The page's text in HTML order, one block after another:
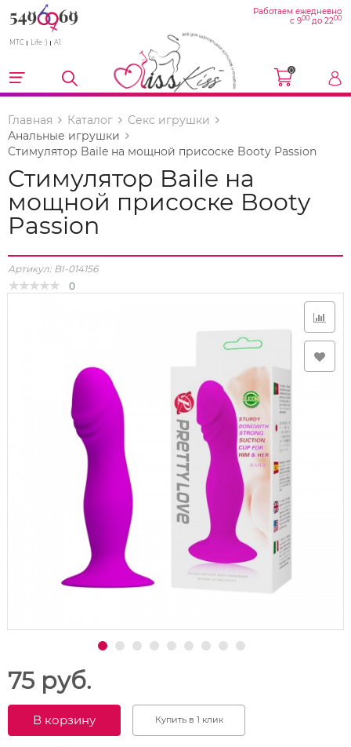
МТС Life :) A1
Работаем ежедневно
с 900 до 2200
0
Главная Каталог
Секс игрушки
Анальные игрушки
Стимулятор Baile на мощной присоске Booty Passion
Стимулятор Baile на
мощной присоске Booty
Passion
Артикул: BI-014156
0
75 руб.
В корзину Купить в 1 клик